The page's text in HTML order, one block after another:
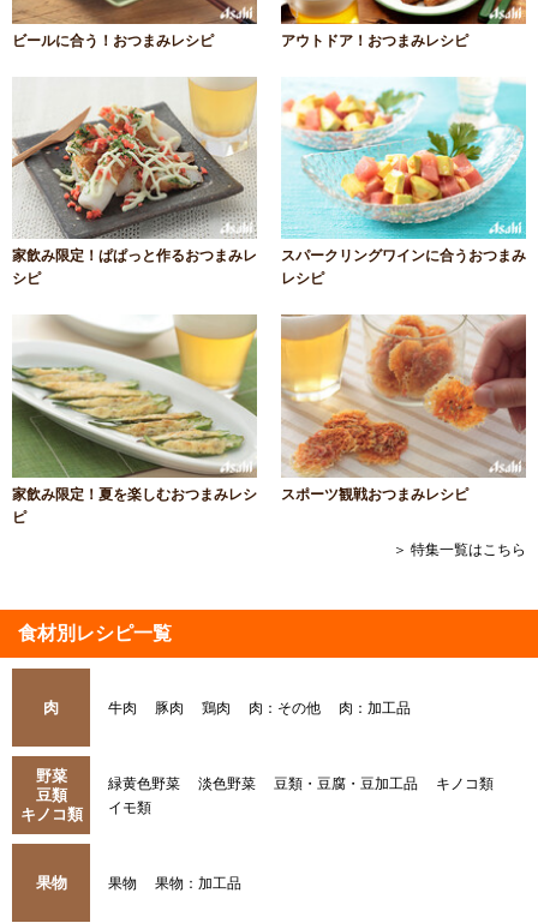
ビールに合う！おつまみレシピ アウトドア！おつまみレシピ
家飲み限定！ぱぱっと作るおつまみレ
シピ
スパークリングワインに合うおつまみ
レシピ
家飲み限定！夏を楽しむおつまみレシ
ピ
スポーツ観戦おつまみレシピ
＞ 特集一覧はこちら
食材別レシピ一覧
肉 牛肉 豚肉 鶏肉 肉：その他 肉：加工品
野菜
豆類
キノコ類
緑黄色野菜 淡色野菜 豆類・豆腐・豆加工品
キノコ類
イモ類
果物 果物 果物：加工品